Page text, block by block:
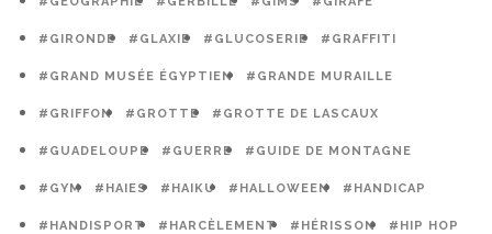
#GIRONDE #GLAXIE #GLUCOSERIE #GRAFFITI
#GRAND MUSÉE ÉGYPTIEN #GRANDE MURAILLE
#GRIFFON #GROTTE #GROTTE DE LASCAUX
#GUADELOUPE #GUERRE #GUIDE DE MONTAGNE
#GYM #HAIES #HAIKU #HALLOWEEN #HANDICAP
#HANDISPORT #HARCÈLEMENT #HÉRISSON #HIP HOP